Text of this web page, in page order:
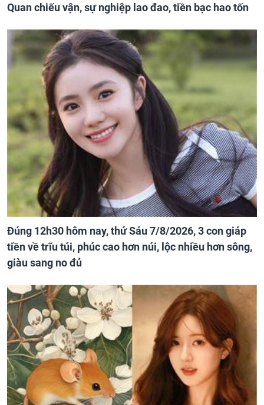
Quan chiếu vận, sự nghiệp lao đao, tiền bạc hao tốn
Đúng 12h30 hôm nay, thứ Sáu 7/8/2026, 3 con giáp
tiền về trĩu túi, phúc cao hơn núi, lộc nhiều hơn sông,
giàu sang no đủ